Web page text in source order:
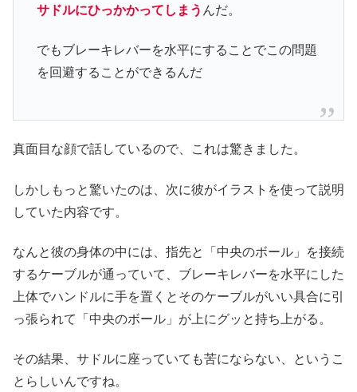
サドルにひっかかってしまう んだ。
でもブレーキレバーを水平にすることでこの問題
を回避することができるんだ
真面目な顔で話しているので、これは驚きました。
しかしもっと驚いたのは、次に彼がイラストを使って説明
していた内容です。
なんと彼の身体の中には、指先と「中央のボール」を接続
するケーブルが通っていて、ブレーキレバーを水平にした
上体でハンドルに手を置くとそのケーブルがいい具合に引
っ張られて「中央のボール」が上にグッと持ち上がる。
その結果、サドルに座っていても苦にならない、というこ
とらしいんですね。